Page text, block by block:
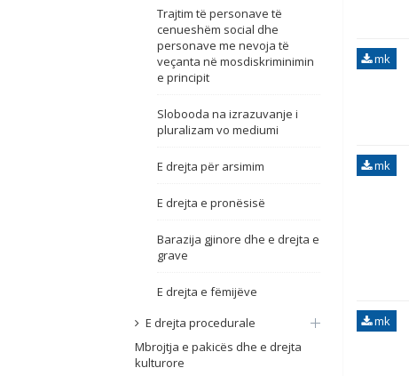
Trajtim të personave të
cenueshëm social dhe
personave me nevoja të
veçanta në mosdiskriminimin
e principit
Slobooda na izrazuvanje i
pluralizam vo mediumi
E drejta për arsimim
E drejta e pronësisë
Barazija gjinore dhe e drejta e
grave
E drejta e fëmijëve
E drejta procedurale
Mbrojtja e pakicës dhe e drejta
kulturore
mk
mk
mk